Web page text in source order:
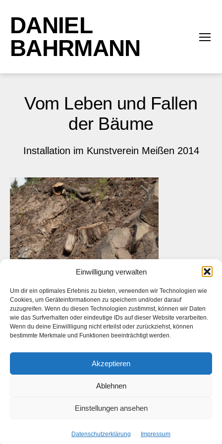
Einwilligung verwalten
Um dir ein optimales Erlebnis zu bieten, verwenden wir Technologien wie
Cookies, um Geräteinformationen zu speichern und/oder darauf
zuzugreifen. Wenn du diesen Technologien zustimmst, können wir Daten
wie das Surfverhalten oder eindeutige IDs auf dieser Website verarbeiten.
Wenn du deine Einwillligung nicht erteilst oder zurückziehst, können
bestimmte Merkmale und Funktionen beeinträchtigt werden.
Akzeptieren
Ablehnen
Einstellungen ansehen
Datenschutzerklärung Impressum
DANIEL
BAHRMANN
Vom Leben und Fallen
der Bäume
Installation im Kunstverein Meißen 2014
Das ist die Webseite desKünstlers Daniel Bahrmann. Die
Webseite des
Fotografen Daniel Bahrmann finden Sie
FacebookInstagram
Datenschutzerklärung